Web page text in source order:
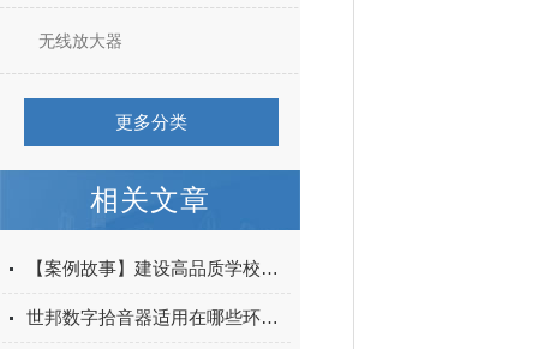
无线放大器
更多分类
相关文章
【案例故事】建设高品质学校，世邦为湖里中学打造优质校园广播系统
世邦数字拾音器适用在哪些环境？